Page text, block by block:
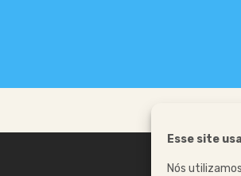
Esse site
Nós